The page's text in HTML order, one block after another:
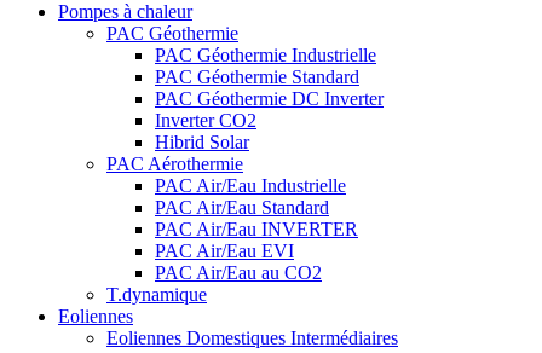
Pompes à chaleur
PAC Géothermie
PAC Géothermie Industrielle
PAC Géothermie Standard
PAC Géothermie DC Inverter
Inverter CO2
Hibrid Solar
PAC Aérothermie
PAC Air/Eau Industrielle
PAC Air/Eau Standard
PAC Air/Eau INVERTER
PAC Air/Eau EVI
PAC Air/Eau au CO2
T.dynamique
Eoliennes
Eoliennes Domestiques Intermédiaires